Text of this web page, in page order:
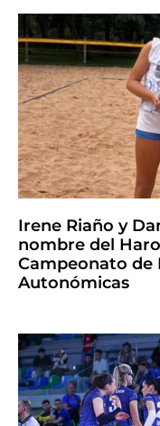
Irene Riaño y
nombre del
Campeonato de
Autonómicas